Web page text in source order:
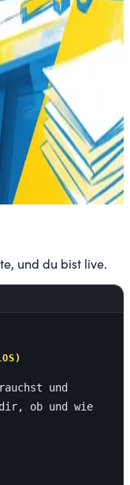
mit deinen echten
und du gehst
nutzt.
für dein Team.
und du bist live.
und
ob und wie